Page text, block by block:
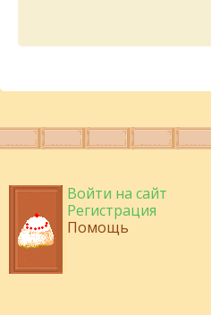
Войти на сайт
Регистрация
Помощь